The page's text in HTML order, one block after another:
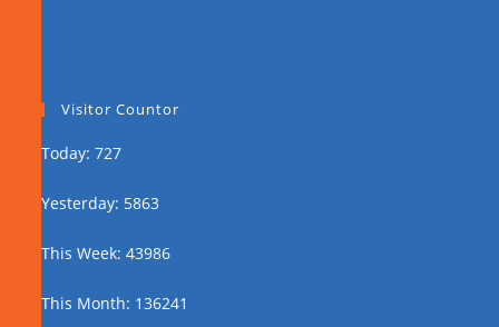
Visitor Countor
Today: 727
Yesterday: 5863
This Week: 43986
This Month: 136241